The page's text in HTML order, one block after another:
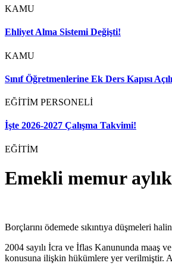
KAMU
Ehliyet Alma Sistemi Değişti!
KAMU
Sınıf Öğretmenlerine Ek Ders Kapısı
EĞİTİM PERSONELİ
İşte 2026-2027 Çalışma Takvimi!
EĞİTİM
Emekli memur
Borçlarını ödemede sıkıntıya düşmeleri
2004 sayılı İcra ve İflas Kanununda maaş
konusuna ilişkin hükümlere yer verilmiştir.